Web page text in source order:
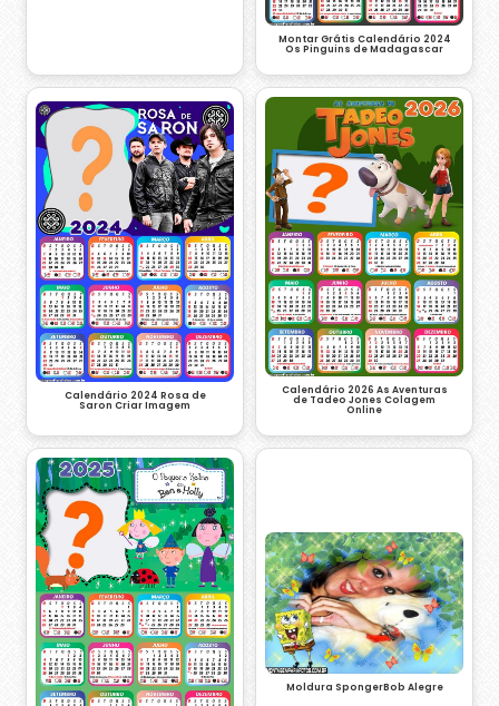
Montar Grátis Calendário 2024
Os Pinguins de Madagascar
Calendário 2024 Rosa de
Saron Criar Imagem
Calendário 2026 As Aventuras
de Tadeo Jones Colagem
Online
Moldura SpongerBob Alegre